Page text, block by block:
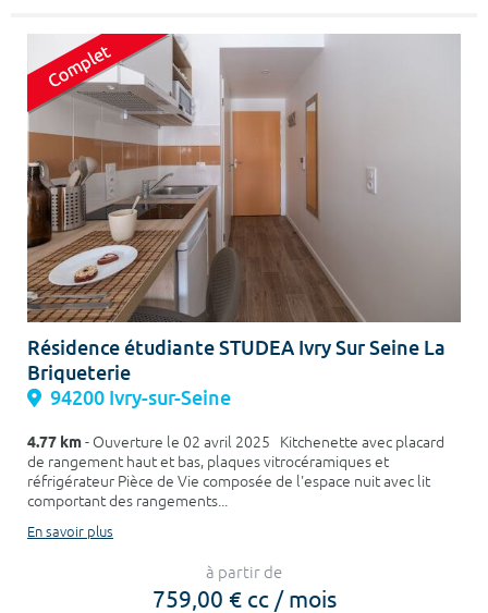
Résidence étudiante STUDEA Ivry Sur Seine La
Briqueterie
94200 Ivry-sur-Seine
4.77 km- Ouverture le 02 avril 2025 Kitchenette avec placard
de rangement haut et bas, plaques vitrocéramiques et
réfrigérateur Pièce de Vie composée de l'espace nuit avec lit
comportant des rangements...
En savoir plus
à partir de
759,00 € cc / mois